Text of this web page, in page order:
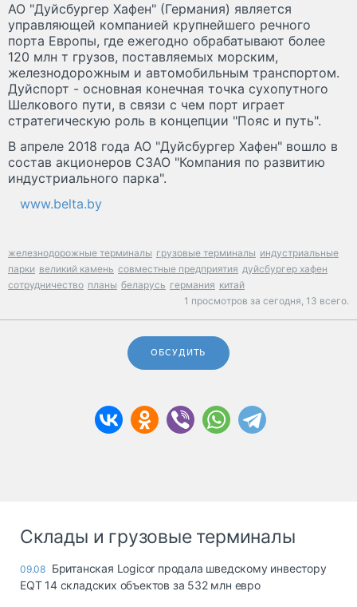
АО "Дуйсбургер Хафен" (Германия) является
управляющей компанией крупнейшего речного
порта Европы, где ежегодно обрабатывают более
120 млн т грузов, поставляемых морским,
железнодорожным и автомобильным транспортом.
Дуйспорт - основная конечная точка сухопутного
Шелкового пути, в связи с чем порт играет
стратегическую роль в концепции "Пояс и путь".
В апреле 2018 года АО "Дуйсбургер Хафен" вошло в
состав акционеров СЗАО "Компания по развитию
индустриального парка".
www.belta.by
железнодорожные терминалы грузовые терминалы индустриальные
парки великий камень совместные предприятия дуйсбургер хафен
сотрудничество планы беларусь германия китай
1 просмотров за сегодня, 13 всего.
ОБСУДИТЬ
Склады и грузовые терминалы
09.08 Британская Logicor продала шведскому инвестору
EQT 14 складских объектов за 532 млн евро